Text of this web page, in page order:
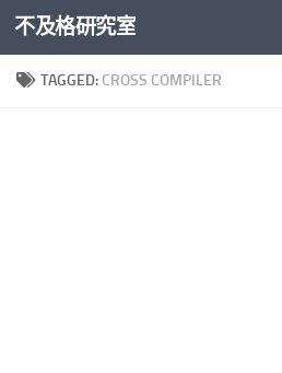
Skip to content
不及格研究室
TAGGED: CROSS COMPILER